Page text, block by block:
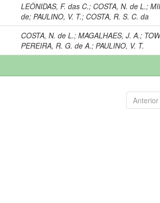
LEÔNIDAS, F. das C.; COSTA, N. de L.;
de;PAULINO, V. T.; COSTA, R. S. C. da
COSTA, N. de L.;MAGALHAES, J. A.;
PEREIRA, R. G. de A.;PAULINO, V. T.
Anterior